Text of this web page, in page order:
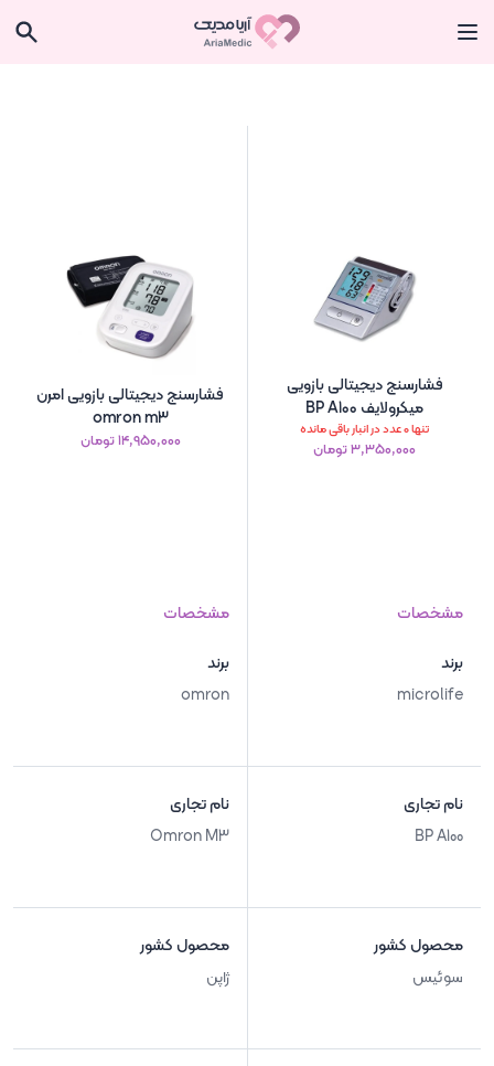
فشارسنج دیجیتالی بازویی
میکرولایف BP A100
تنها 0 عدد در انبار باقی مانده
۳٬۳۵۰٬۰۰۰ تومان
مشخصات
برند
microlife
نام تجاری
BP A100
محصول کشور
سوئیس
فشارسنج دیجیتالی بازویی امرن
omron m3
۱۴٬۹۵۰٬۰۰۰ تومان
مشخصات
برند
omron
نام تجاری
Omron M3
محصول کشور
ژاپن